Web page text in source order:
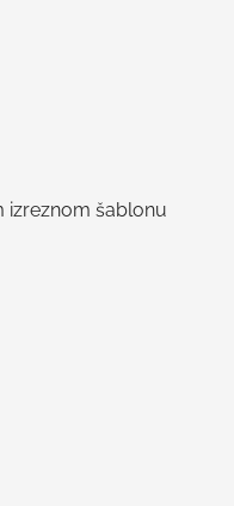
izreznom šablonu